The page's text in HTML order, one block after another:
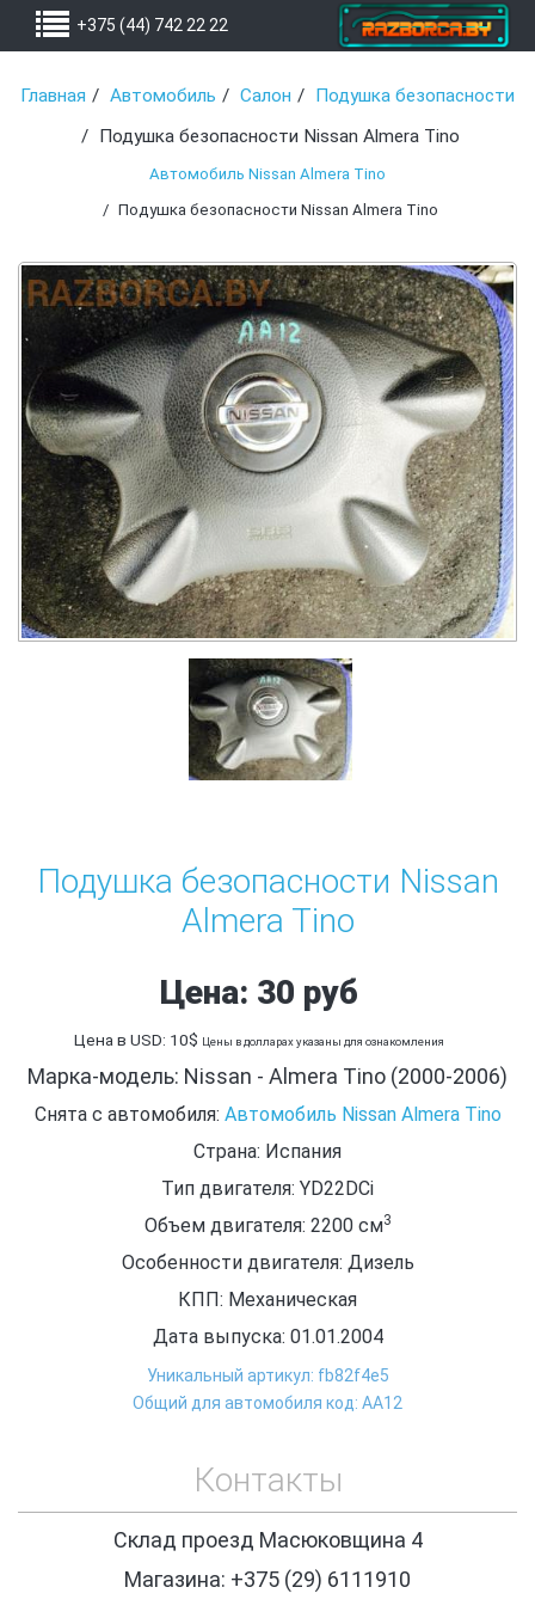
+375 (44) 742 22 22
Главная Автомобиль Салон
Подушка безопасности
Подушка безопасности Nissan Almera Tino
Автомобиль Nissan Almera Tino
Подушка безопасности Nissan Almera Tino
Подушка безопасности Nissan
Almera Tino
Цена: 30 руб
Цена в USD: 10$ Цены в долларах указаны для ознакомления
Марка-модель: Nissan - Almera Tino (2000-2006)
Снята с автомобиля: Автомобиль Nissan Almera Tino
Страна: Испания
Тип двигателя: YD22DCi
Объем двигателя: 2200 см3
Особенности двигателя: Дизель
КПП: Механическая
Дата выпуска: 01.01.2004
Уникальный артикул: fb82f4e5
Общий для автомобиля код: АА12
Контакты
Склад проезд Масюковщина 4
Магазина: +375 (29) 6111910